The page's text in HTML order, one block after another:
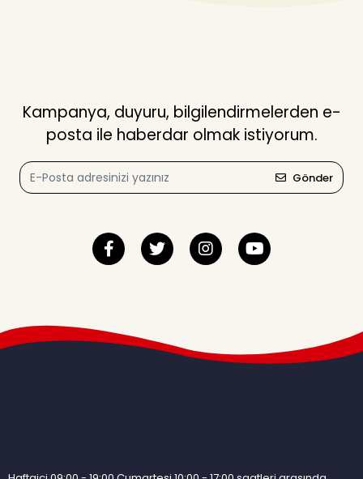
Kampanya, duyuru, bilgilendirmelerden e-
posta ile haberdar olmak istiyorum.
Gönder